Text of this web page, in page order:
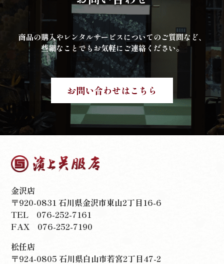
商品の購入やレンタルサービスについてのご質問など、
些細なことでもお気軽にご連絡ください。
お問い合わせはこちら
金沢店
〒920-0831 石川県金沢市東山2丁目16-6
TEL 076-252-7161
FAX 076-252-7190
松任店
〒924-0805 石川県白山市若宮2丁目47-2